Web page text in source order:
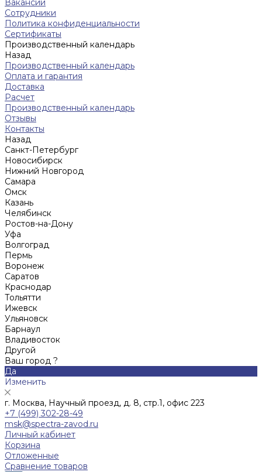
Вакансии
Сотрудники
Политика конфиденциальности
Сертификаты
Производственный календарь
Назад
Производственный календарь
Оплата и гарантия
Доставка
Расчет
Производственный календарь
Отзывы
Контакты
Назад
Санкт-Петербург
Новосибирск
Нижний Новгород
Cамара
Омск
Казань
Челябинск
Ростов-на-Дону
Уфа
Волгоград
Пермь
Воронеж
Саратов
Краснодар
Тольятти
Ижевск
Ульяновск
Барнаул
Владивосток
Другой
Ваш город ?
Да
Изменить
г. Москва, Научный проезд, д. 8, стр.1, офис 223
+7 (499) 302-28-49
msk@spectra-zavod.ru
Личный кабинет
Корзина
Отложенные
Сравнение товаров